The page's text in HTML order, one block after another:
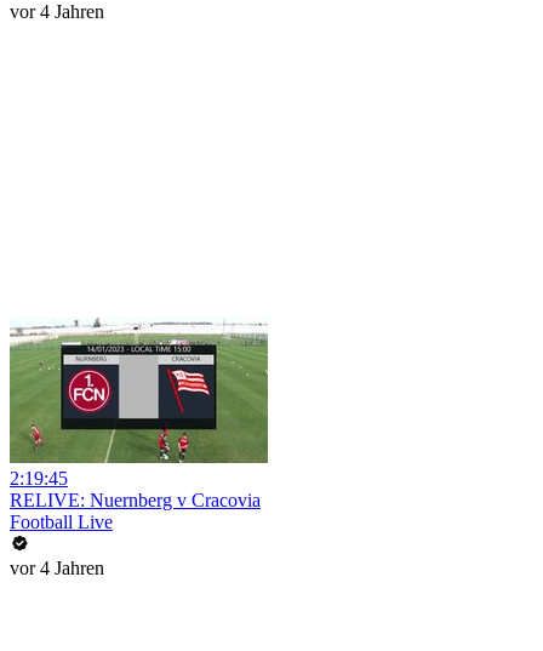
vor 4 Jahren
2:19:45
RELIVE: Nuernberg v Cracovia
Football Live
vor 4 Jahren